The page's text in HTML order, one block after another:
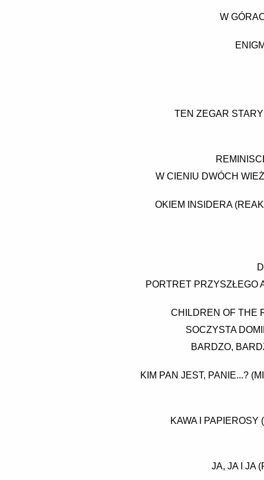
W
TEN ZEGAR
W CIENIU DWÓCH
OKIEM INSIDERA
PORTRET PRZYSZŁEGO
CHILDREN OF THE
SOCZYSTA
BARDZO,
KIM PAN JEST, PANIE...?
KAWA I PAPIEROSY
JA, JA I JA